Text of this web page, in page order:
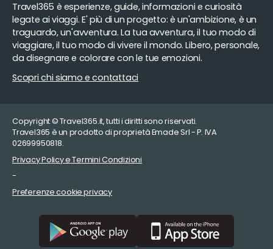
Travel365 è esperienze, guide, informazioni e curiosità
legate ai viaggi. E' più di un progetto: è un'ambizione, è un
traguardo, un'avventura. La tua avventura, il tuo modo di
viaggiare, il tuo modo di vivere il mondo. Libero, personale,
da disegnare e colorare con le tue emozioni.
Scopri chi siamo e contattaci
Copyright © Travel365.it, tutti i diritti sono riservati.
Travel365 è un prodotto di proprietà Emade Srl - P. IVA
02699950818.
Privacy Policy e Termini Condizioni
-
Preferenze cookie privacy